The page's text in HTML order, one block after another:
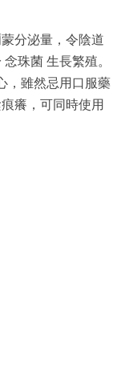
分泌量，令陰道
珠菌 生長繁殖。
，雖然忌用口服藥
癢，可同時使用